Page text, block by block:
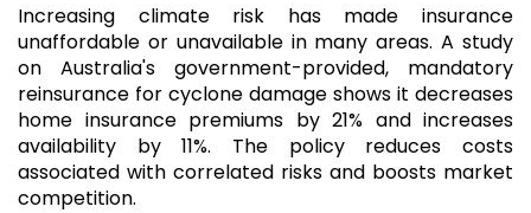
Increasing climate risk has made insurance
unaffordable or unavailable in many areas. A study
on Australia's government-provided, mandatory
reinsurance for cyclone damage shows it decreases
home insurance premiums by 21% and increases
availability by 11%. The policy reduces costs
associated with correlated risks and boosts market
competition.